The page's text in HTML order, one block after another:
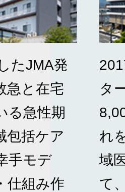
たJMA発
急と在宅
る急性期
包括ケア
手モデ
仕組み作
タ
れ
域
て